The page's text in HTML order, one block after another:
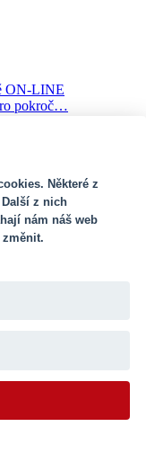
ON-LINE
pokroč…
Některé z
z nich
nám náš web